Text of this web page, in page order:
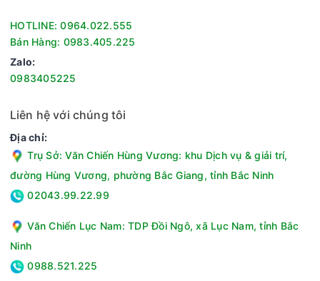
HOTLINE: 0964.022.555
Bán Hàng: 0983.405.225
Zalo:
0983405225
Liên hệ với chúng tôi
Địa chỉ:
Trụ Sở: Văn Chiến Hùng Vương: khu Dịch vụ & giải trí,
đường Hùng Vương, phường Bắc Giang, tỉnh Bắc Ninh
02043.99.22.99
Văn Chiến Lục Nam: TDP Đồi Ngô, xã Lục Nam, tỉnh Bắc
Ninh
0988.521.225